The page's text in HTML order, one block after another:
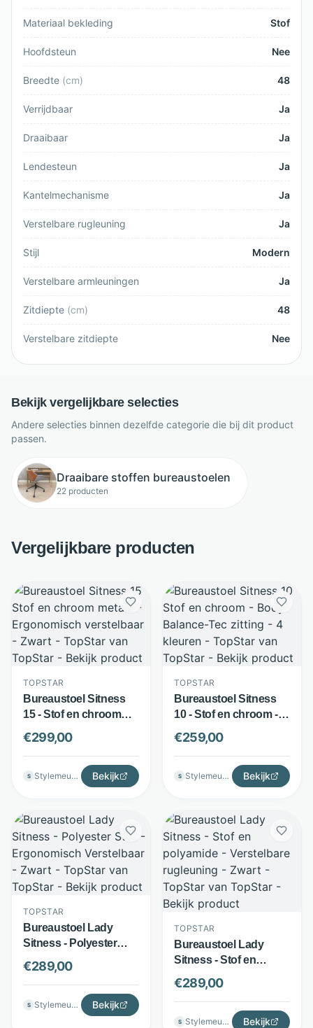
Materiaal bekleding Stof
Hoofdsteun Nee
Breedte (cm) 48
Verrijdbaar Ja
Draaibaar Ja
Lendesteun Ja
Kantelmechanisme Ja
Verstelbare rugleuning Ja
Stijl Modern
Verstelbare armleuningen Ja
Zitdiepte (cm) 48
Verstelbare zitdiepte Nee
Bekijk vergelijkbare selecties
Andere selecties binnen dezelfde categorie die bij dit product
passen.
Draaibare stoffen bureaustoelen
22 producten
Vergelijkbare producten
TOPSTAR
Bureaustoel Sitness
15 - Stof en chroom
metaal - Ergonomisch
verstelbaar - Zwart -
TopStar
€299,00
S Stylemeubels Bekijk
TOPSTAR
Bureaustoel Sitness
10 - Stof en chroom -
Body-Balance-Tec
zitting - 4 kleuren -
TopStar
€259,00
S Stylemeubels Bekijk
TOPSTAR
Bureaustoel Lady
Sitness - Polyester
Stof - Ergonomisch
Verstelbaar - Zwart -
TopStar
€289,00
S Stylemeubels Bekijk
TOPSTAR
Bureaustoel Lady
Sitness - Stof en
polyamide -
Verstelbare rugleuning
- Zwart - TopStar
€289,00
S Stylemeubels Bekijk